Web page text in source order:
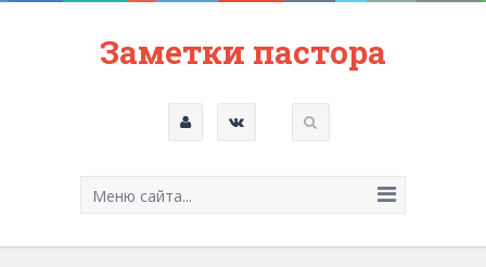
Заметки пастора
Меню сайта...